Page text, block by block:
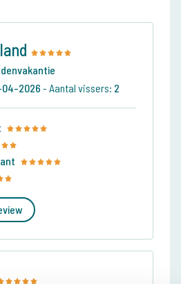
04-2026 - Aantal vissers: 2